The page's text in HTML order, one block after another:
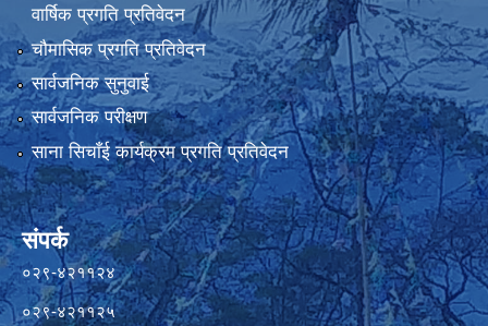
वार्षिक प्रगति प्रतिवेदन
चौमासिक प्रगति प्रतिवेदन
सार्वजनिक सुनुवाई
सार्वजनिक परीक्षण
साना सिचाँई कार्यक्रम प्रगति प्रतिवेदन
संपर्क
०२९-४२११२४
०२९-४२११२५